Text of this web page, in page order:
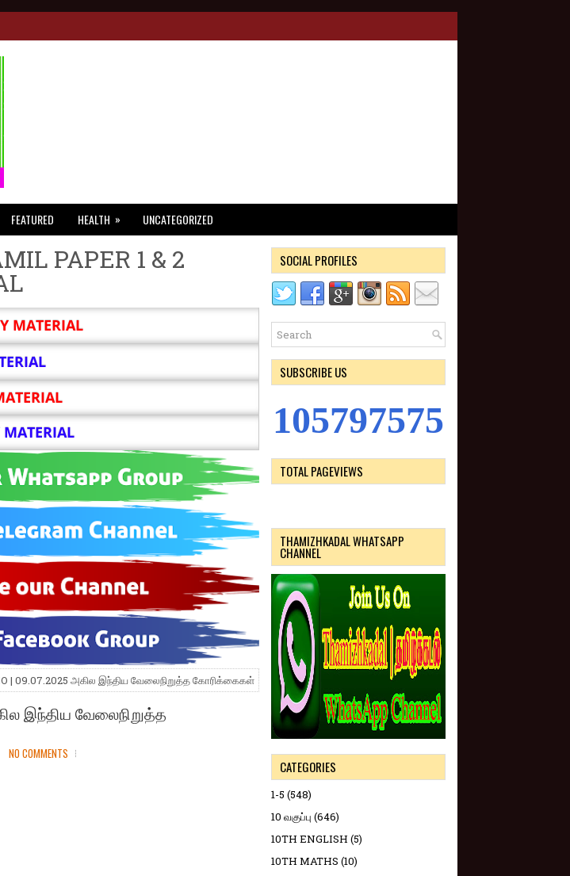
FEATURED HEALTH » UNCATEGORIZED
PAPER 1 & 2
MATERIAL
| 09.07.2025 அகில இந்திய வேலைநிறுத்த கோரிக்கைகள்
இந்திய வேலைநிறுத்த
NO COMMENTS
SOCIAL PROFILES
SUBSCRIBE US
105797575
TOTAL PAGEVIEWS
THAMIZHKADAL WHATSAPP
CHANNEL
CATEGORIES
1-5 (548)
10 வகுப்பு (646)
10TH ENGLISH (5)
10TH MATHS (10)